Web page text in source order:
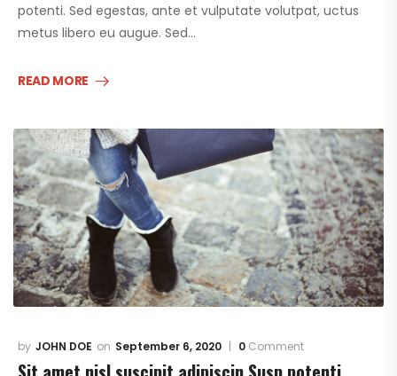
potenti. Sed egestas, ante et vulputate volutpat, uctus
metus libero eu augue. Sed…
READ MORE
JOHN DOE September 6, 2020 0 Comment